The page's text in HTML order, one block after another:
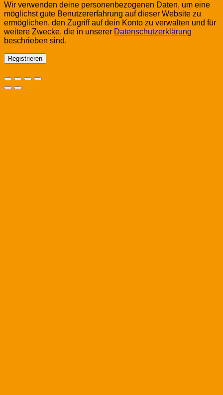
Wir verwenden deine personenbezogenen Daten, um eine
möglichst gute Benutzererfahrung auf dieser Website zu
ermöglichen, den Zugriff auf dein Konto zu verwalten und für
weitere Zwecke, die in unserer Datenschutzerklärung
beschrieben sind.
Registrieren